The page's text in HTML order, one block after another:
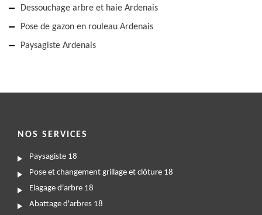
Dessouchage arbre et haie Ardenais
Pose de gazon en rouleau Ardenais
Paysagiste Ardenais
NOS SERVICES
Paysagiste 18
Pose et changement grillage et clôture 18
Elagage d'arbre 18
Abattage d'arbres 18